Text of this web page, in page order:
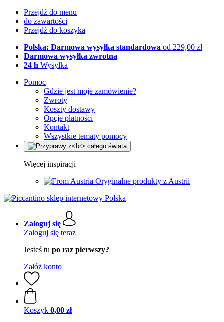
Przejdź do menu
do zawartości
Przejdź do koszyka
Polska: Darmowa wysyłka standardowa od 229,00 zł
Darmowa wysyłka zwrotna
24 h Wysyłka
Pomoc
Gdzie jest moje zamówienie?
Zwroty
Koszty dostawy
Opcje płatności
Kontakt
Wszystkie tematy pomocy
Więcej inspiracji
Oryginalne produkty z Austrii
Zaloguj się
Zaloguj się teraz
Jesteś tu po raz pierwszy?
Załóż konto
Koszyk 0,00 zł